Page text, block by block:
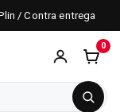
/ Contra entrega
0